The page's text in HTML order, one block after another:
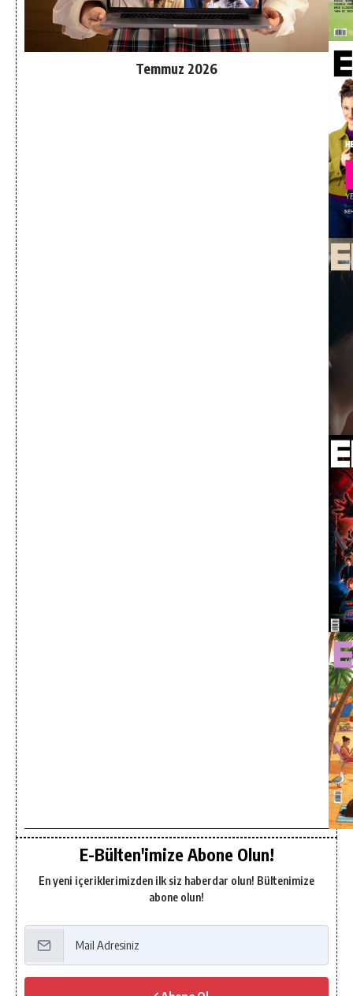
Temmuz 2026
E-Bülten'imize Abone Olun!
En yeni içeriklerimizden ilk siz haberdar olun! Bültenimize
abone olun!